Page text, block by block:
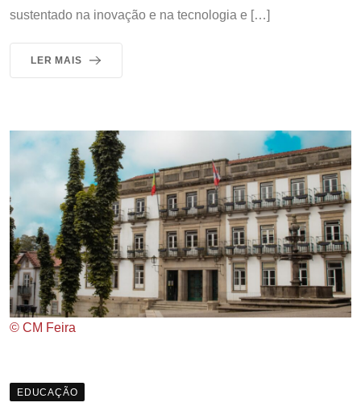
sustentado na inovação e na tecnologia e […]
LER MAIS
© CM Feira
EDUCAÇÃO